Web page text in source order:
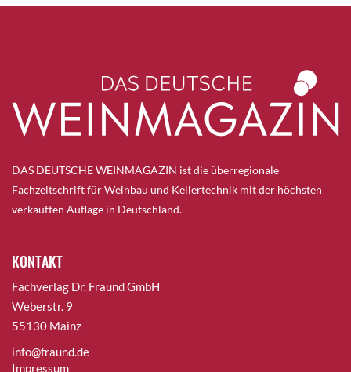
DAS DEUTSCHE WEINMAGAZIN ist die überregionale
Fachzeitschrift für Weinbau und Kellertechnik mit der höchsten
verkauften Auflage in Deutschland.
KONTAKT
Fachverlag Dr. Fraund GmbH
Weberstr. 9
55130 Mainz
info@fraund.de
Impressum